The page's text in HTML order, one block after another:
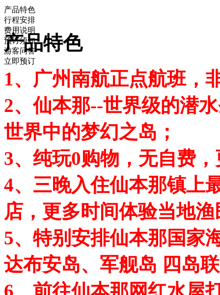
产品特色
行程安排
费用说明
预订须知
游客问答
立即预订
产品特色
1、广州南航正点航班，
2、仙本那--世界级的潜
世界中的梦幻之岛；
3、纯玩0购物，无自费
4、三晚入住仙本那镇上
店，更多时间体验当地
5、特别安排仙本那国家
达布安岛、军舰岛 四岛